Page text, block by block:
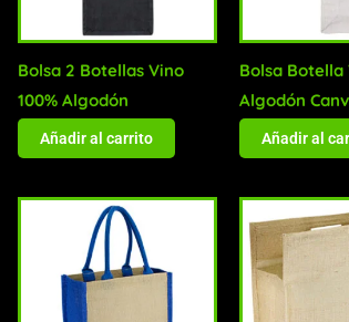
Bolsa 2 Botellas Vino
100% Algodón
Añadir al carrito
Bolsa Botella
Algodón
Añadir al